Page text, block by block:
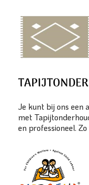
Je kunt bij ons een
met
en professioneel.